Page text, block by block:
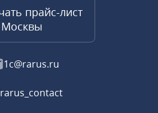
прайс-лист
Москвы
1c@rarus.ru
rarus_contact